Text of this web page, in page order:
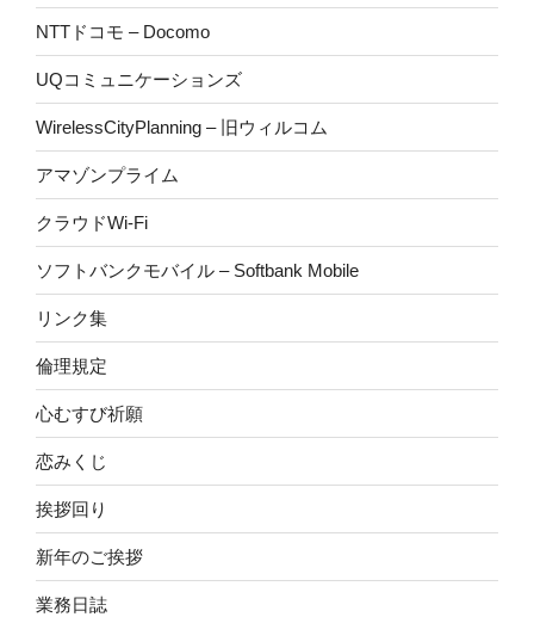
NTTドコモ – Docomo
UQコミュニケーションズ
WirelessCityPlanning – 旧ウィルコム
アマゾンプライム
クラウドWi-Fi
ソフトバンクモバイル – Softbank Mobile
リンク集
倫理規定
心むすび祈願
恋みくじ
挨拶回り
新年のご挨拶
業務日誌